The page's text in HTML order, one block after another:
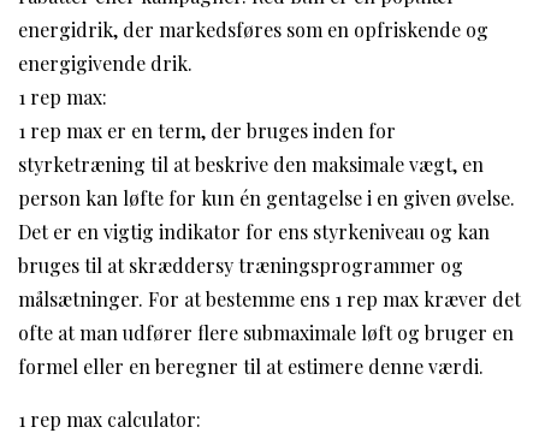
energidrik, der markedsføres som en opfriskende og
energigivende drik.
1 rep max:
1 rep max er en term, der bruges inden for
styrketræning til at beskrive den maksimale vægt, en
person kan løfte for kun én gentagelse i en given øvelse.
Det er en vigtig indikator for ens styrkeniveau og kan
bruges til at skræddersy træningsprogrammer og
målsætninger. For at bestemme ens 1 rep max kræver det
ofte at man udfører flere submaximale løft og bruger en
formel eller en beregner til at estimere denne værdi.
1 rep max calculator: